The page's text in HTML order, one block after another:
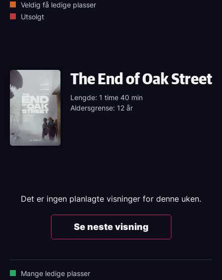
Veldig få ledige plasser
Utsolgt
The End of Oak Street
Lengde: 1 time 40 min
Aldersgrense: 12 år
Det er ingen planlagte visninger for denne uken.
Se neste visning
Mange ledige plasser